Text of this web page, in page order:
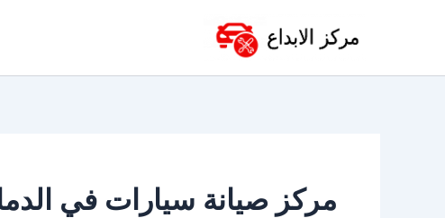
مركز صيانة سيارات في